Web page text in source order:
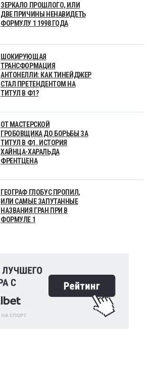
ЗЕРКАЛО ПРОШЛОГО, ИЛИ
ДВЕ ПРИЧИНЫ НЕНАВИДЕТЬ
ФОРМУЛУ 1 1998 ГОДА
ШОКИРУЮЩАЯ
ТРАНСФОРМАЦИЯ
АНТОНЕЛЛИ: КАК ТИНЕЙДЖЕР
СТАЛ ПРЕТЕНДЕНТОМ НА
ТИТУЛ В Ф1?
ОТ МАСТЕРСКОЙ
ГРОБОВЩИКА ДО БОРЬБЫ ЗА
ТИТУЛ В Ф1. ИСТОРИЯ
ХАЙНЦА-ХАРАЛЬДА
ФРЕНТЦЕНА
ГЕОГРАФ ГЛОБУС ПРОПИЛ,
ИЛИ САМЫЕ ЗАПУТАННЫЕ
НАЗВАНИЯ ГРАН ПРИ В
ФОРМУЛЕ 1